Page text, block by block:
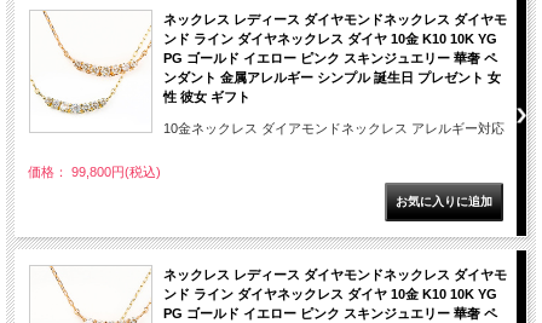
ネックレス レディース ダイヤモンドネックレス ダイヤモ
ンド ライン ダイヤネックレス ダイヤ 10金 K10 10K YG
PG ゴールド イエロー ピンク スキンジュエリー 華奢 ペ
ンダント 金属アレルギー シンプル 誕生日 プレゼント 女
性 彼女 ギフト
10金ネックレス ダイアモンドネックレス アレルギー対応
価格： 99,800円(税込)
ネックレス レディース ダイヤモンドネックレス ダイヤモ
ンド ライン ダイヤネックレス ダイヤ 10金 K10 10K YG
PG ゴールド イエロー ピンク スキンジュエリー 華奢 ペ